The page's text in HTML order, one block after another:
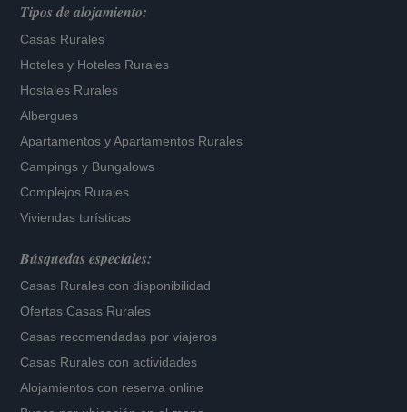
Tipos de alojamiento:
Casas Rurales
Hoteles y Hoteles Rurales
Hostales Rurales
Albergues
Apartamentos yApartamentos Rurales
Campings y Bungalows
Complejos Rurales
Viviendas turísticas
Búsquedas especiales:
Casas Rurales con disponibilidad
Ofertas Casas Rurales
Casas recomendadas por viajeros
Casas Rurales con actividades
Alojamientos con reserva online